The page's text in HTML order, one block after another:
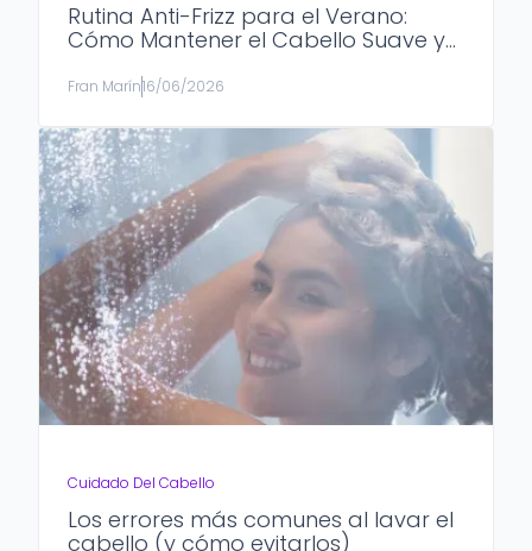
Rutina Anti-Frizz para el Verano:
Cómo Mantener el Cabello Suave y
Fran Marín16/06/2026
Cuidado Del Cabello
Los errores más comunes al lavar el
cabello (y cómo evitarlos)